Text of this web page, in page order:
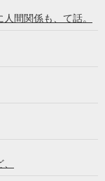
間関係も、て話。